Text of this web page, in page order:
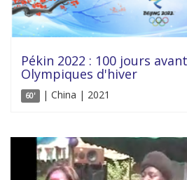
Pékin 2022 : 100 jours
Olympiques d'hiver
60' | China | 2021